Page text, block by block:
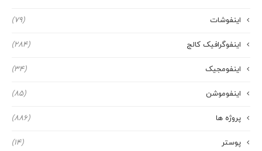
اینفوشات (79)
اینفوگرافیک کالج (284)
اینفومجیک (34)
اینفوموشن (85)
پروژه ها (886)
پوستر (14)